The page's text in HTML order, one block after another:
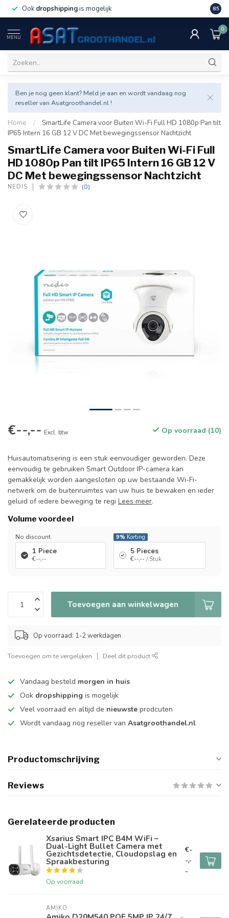
Ook dropshippingis mogelijk Veel
8.5
MENU
0
Ben je nog geen klant? Meld je aan en wordt vandaag nog
reseller van Asatgroothandel.nl !
Home /
SmartLife Camera voor Buiten Wi-Fi Full HD 1080p Pan tilt
IP65 Intern 16 GB 12 V DC Met bewegingssensor Nachtzicht
SmartLife Camera voor Buiten Wi-Fi Full
HD 1080p Pan tilt IP65 Intern 16 GB 12 V
DC Met bewegingssensor Nachtzicht
NEDIS (0)
€--,-- Excl. btw Op voorraad (10)
Huisautomatisering is een stuk eenvoudiger geworden. Deze
eenvoudig te gebruiken Smart Outdoor IP-camera kan
gemakkelijk worden aangesloten op uw bestaande Wi-Fi-
netwerk om de buitenruimtes van uw huis te bewaken en ieder
geluid of iedere beweging te regi Lees meer.
Volume voordeel
No discount
1 Piece
€--,--
9% Korting
5 Pieces
€--,-- / Stuk
Toevoegen aan winkelwagen
Op voorraad: 1-2 werkdagen
Toevoegen om te vergelijken Deel dit product
Vandaag besteld morgen in huis
Ook dropshipping is mogelijk
Veel voorraad en altijd de nieuwste prodcuten
Wordt vandaag nog reseller van Asatgroothandel.nl
Productomschrijving
Reviews
Gerelateerde producten
Xsarius Smart IPC B4M WiFi –
Dual-Light Bullet Camera met
Gezichtsdetectie, Cloudopslag en
Spraakbesturing
Op voorraad
€-
-,-
-
AMIKO